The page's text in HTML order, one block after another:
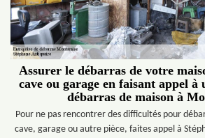
Assurer le débarras de votre
cave ou garage en faisant appel à
débarras de maison à
Pour ne pas rencontrer des difficultés pour
cave, garage ou autre pièce, faites appel à